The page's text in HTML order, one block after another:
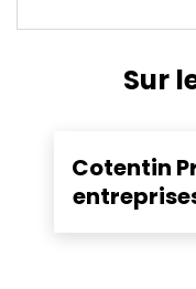
Sur
Cotentin